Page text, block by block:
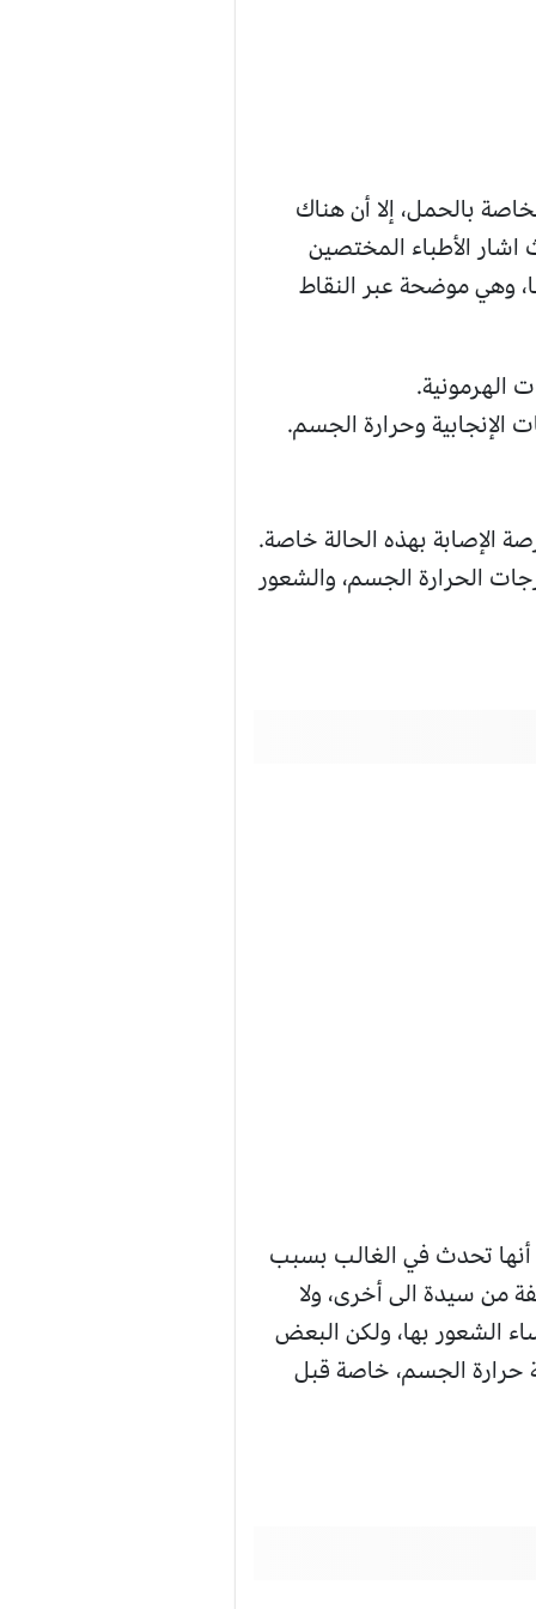
بالحمل، إلا أن هناك
الأطباء المختصين
وهي موضحة عبر النقاط
الهرمونية.
وحرارة الجسم.
الإصابة بهذه الحالة خاصة.
الحرارة الجسم، والشعور
تحدث في الغالب بسبب
من سيدة الى أخرى، ولا
الشعور بها، ولكن البعض
حرارة الجسم، خاصة قبل